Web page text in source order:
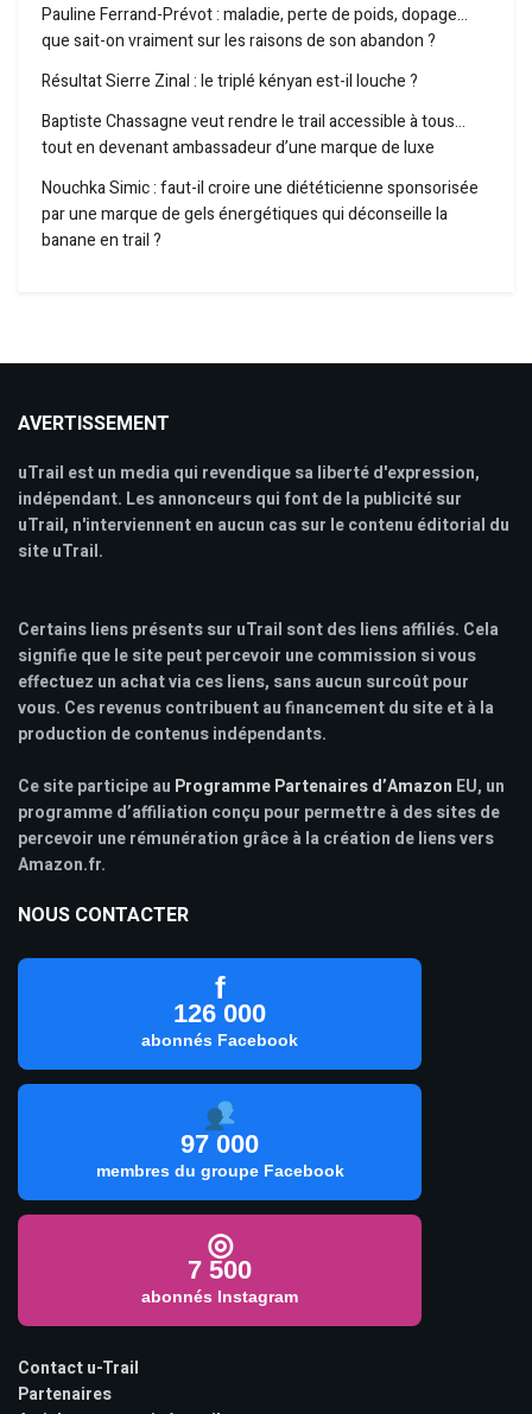
Pauline Ferrand-Prévot : maladie, perte de poids, dopage…
que sait-on vraiment sur les raisons de son abandon ?
Résultat Sierre Zinal : le triplé kényan est-il louche ?
Baptiste Chassagne veut rendre le trail accessible à tous…
tout en devenant ambassadeur d’une marque de luxe
Nouchka Simic : faut-il croire une diététicienne sponsorisée
par une marque de gels énergétiques qui déconseille la
banane en trail ?
AVERTISSEMENT
uTrail est un media qui revendique sa liberté d'expression,
indépendant. Les annonceurs qui font de la publicité sur
uTrail, n'interviennent en aucun cas sur le contenu éditorial du
site uTrail.
Certains liens présents sur uTrail sont des liens affiliés. Cela
signifie que le site peut percevoir une commission si vous
effectuez un achat via ces liens, sans aucun surcoût pour
vous. Ces revenus contribuent au financement du site et à la
production de contenus indépendants.
Ce site participe au Programme Partenaires d’Amazon EU, un
programme d’affiliation conçu pour permettre à des sites de
percevoir une rémunération grâce à la création de liens vers
Amazon.fr.
NOUS CONTACTER
f
126 000
abonnés Facebook
97 000
membres du groupe Facebook
◎
7 500
abonnés Instagram
Contact u-Trail
Partenaires